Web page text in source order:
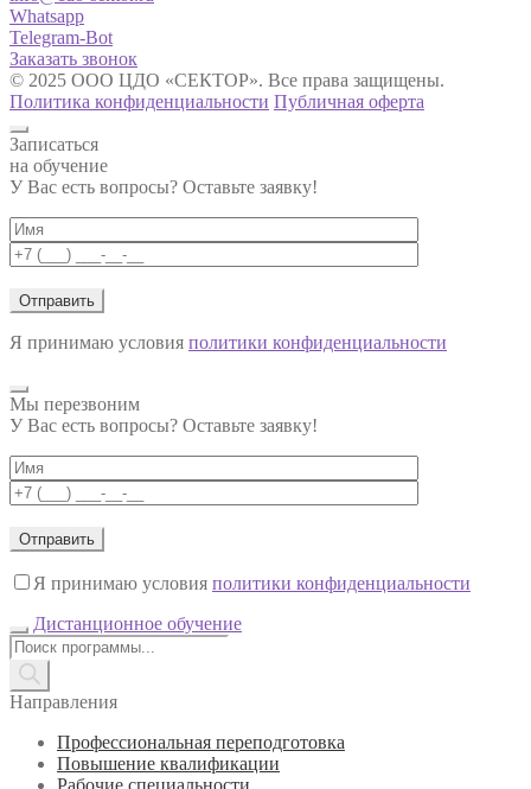
Whatsapp
Telegram-Bot
Заказать звонок
© 2025 ООО ЦДО «СЕКТОР». Все права защищены.
Политика конфиденциальности Публичная оферта
Записаться
на обучение
У Вас есть вопросы? Оставьте заявку!
Я принимаю условия политики конфиденциальности
Мы перезвоним
У Вас есть вопросы? Оставьте заявку!
Я принимаю условия политики конфиденциальности
Дистанционное обучение
Поиск
товаров
Направления
Профессиональная переподготовка
Повышение квалификации
Рабочие специальности